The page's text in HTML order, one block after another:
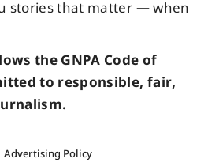
stories that matter — when
the GNPA Code of
to responsible, fair,
Advertising Policy